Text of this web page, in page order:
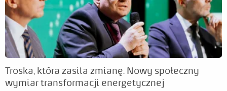
Troska, która zasila zmianę. Nowy społeczny
wymiar transformacji energetycznej